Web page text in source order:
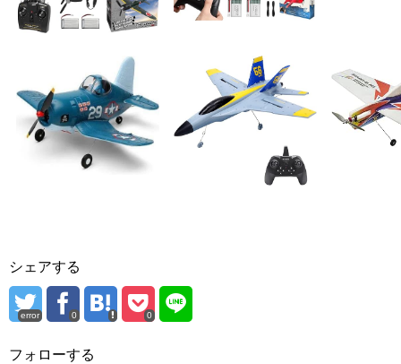
シェアする
error 0 0
フォローする